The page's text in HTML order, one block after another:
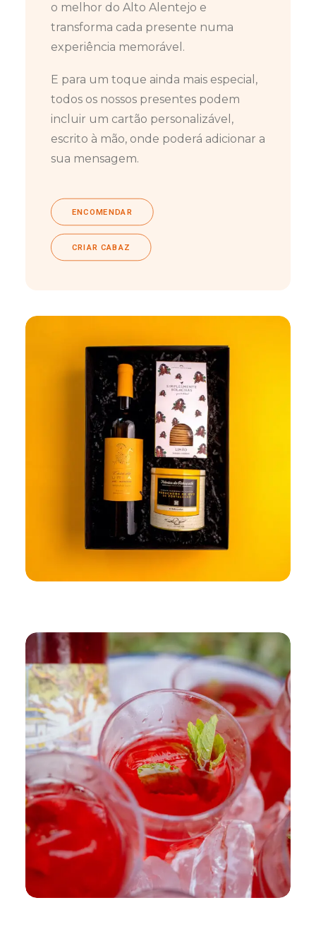
o melhor do Alto Alentejo e
transforma cada presente numa
experiência memorável.
E para um toque ainda mais especial,
todos os nossos presentes podem
incluir um cartão personalizável,
escrito à mão, onde poderá adicionar a
sua mensagem.
ENCOMENDAR
CRIAR CABAZ